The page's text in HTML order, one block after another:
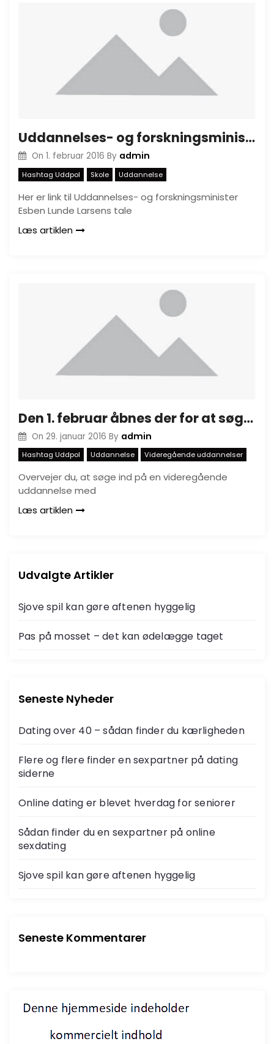
Uddannelses- og forskningsminister Esben Lunde Larsens tale
On 1. februar 2016 By admin
Hashtag Uddpol Skole Uddannelse
Her er link til Uddannelses- og forskningsminister
Esben Lunde Larsens tale
Læs artiklen
Den 1. februar åbnes der for at søge ind på videregående uddannelser i Danmark
On 29. januar 2016 By admin
Hashtag Uddpol Uddannelse Videregående uddannelser
Overvejer du, at søge ind på en videregående
uddannelse med
Læs artiklen
Udvalgte Artikler
Sjove spil kan gøre aftenen hyggelig
Pas på mosset – det kan ødelægge taget
Seneste Nyheder
Dating over 40 – sådan finder du kærligheden
Flere og flere finder en sexpartner på dating
siderne
Online dating er blevet hverdag for seniorer
Sådan finder du en sexpartner på online
sexdating
Sjove spil kan gøre aftenen hyggelig
Seneste Kommentarer